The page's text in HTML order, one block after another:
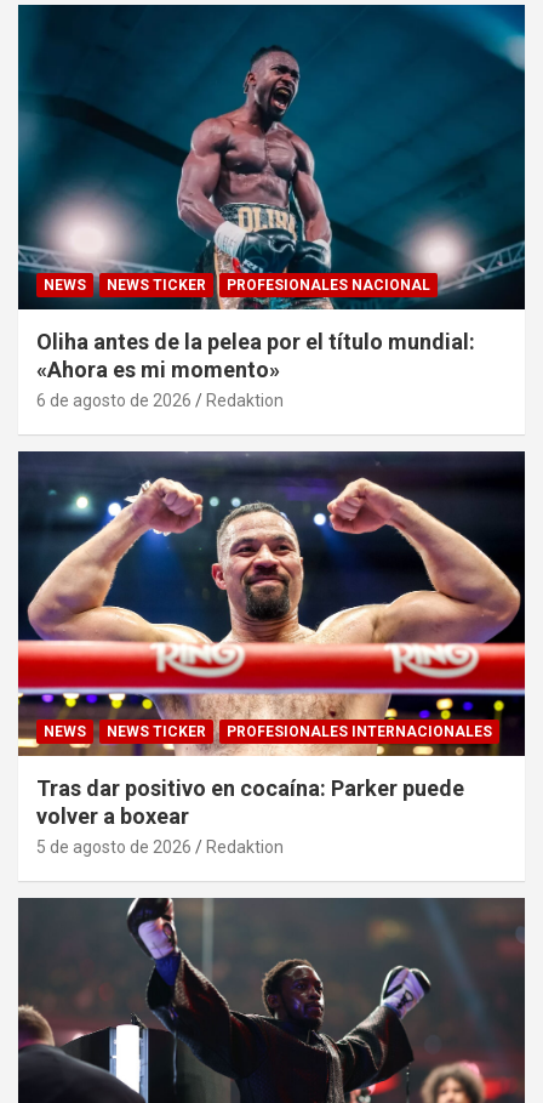
NEWS NEWS TICKER PROFESIONALES NACIONAL
Oliha antes de la pelea por el título mundial:
«Ahora es mi momento»
6 de agosto de 2026 Redaktion
NEWS NEWS TICKER PROFESIONALES INTERNACIONALES
Tras dar positivo en cocaína: Parker puede
volver a boxear
5 de agosto de 2026 Redaktion